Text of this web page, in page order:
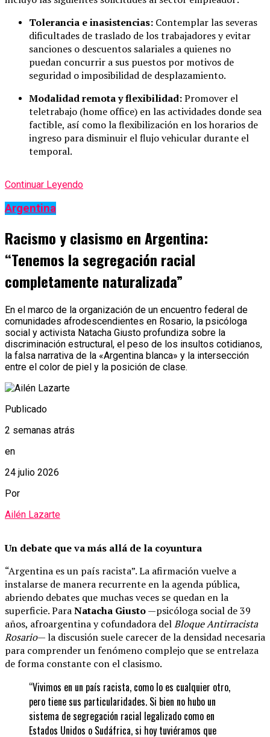
Tolerancia e inasistencias: Contemplar las severas
dificultades de traslado de los trabajadores y evitar
sanciones o descuentos salariales a quienes no
puedan concurrir a sus puestos por motivos de
seguridad o imposibilidad de desplazamiento.
Modalidad remota y flexibilidad:Promover el
teletrabajo (home office) en las actividades donde sea
factible, así como la flexibilización en los horarios de
ingreso para disminuir el flujo vehicular durante el
temporal.
Continuar Leyendo
Argentina
Racismo y clasismo en Argentina:
“Tenemos la segregación racial
completamente naturalizada”
En el marco de la organización de un encuentro federal de
comunidades afrodescendientes en Rosario, la psicóloga
social y activista Natacha Giusto profundiza sobre la
discriminación estructural, el peso de los insultos cotidianos,
la falsa narrativa de la «Argentina blanca» y la intersección
entre el color de piel y la posición de clase.
Publicado
2 semanas atrás
en
24 julio 2026
Por
Ailén Lazarte
Un debate que va más allá de la coyuntura
“Argentina es un país racista”. La afirmación vuelve a
instalarse de manera recurrente en la agenda pública,
abriendo debates que muchas veces se quedan en la
superficie. ParaNatacha Giusto—psicóloga social de 39
años, afroargentina y cofundadora delBloque Antirracista
Rosario— la discusión suele carecer de la densidad necesaria
para comprender un fenómeno complejo que se entrelaza
de forma constante con el clasismo.
“Vivimos en un país racista, como lo es cualquier otro,
pero tiene sus particularidades. Si bien no hubo un
sistema de segregación racial legalizado como en
Estados Unidos o Sudáfrica, si hoy tuviéramos que